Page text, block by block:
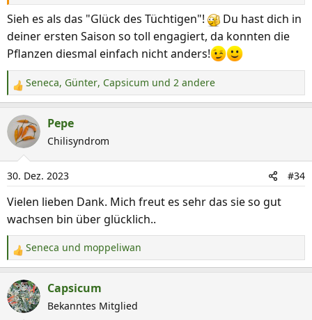
Sieh es als das "Glück des Tüchtigen"!
Du hast dich in
deiner ersten Saison so toll engagiert, da konnten die
Pflanzen diesmal einfach nicht anders!
R
e
a
k
i
o
n
n
Seneca, Günter, Capsicum und 2 andere
Pepe
Chilisyndrom
30. Dez. 2023 #34
Vielen lieben Dank. Mich freut es sehr das sie so gut
wachsen bin über glücklich..
R
e
a
k
Seneca und moppeliwan
Capsicum
Bekanntes Mitglied